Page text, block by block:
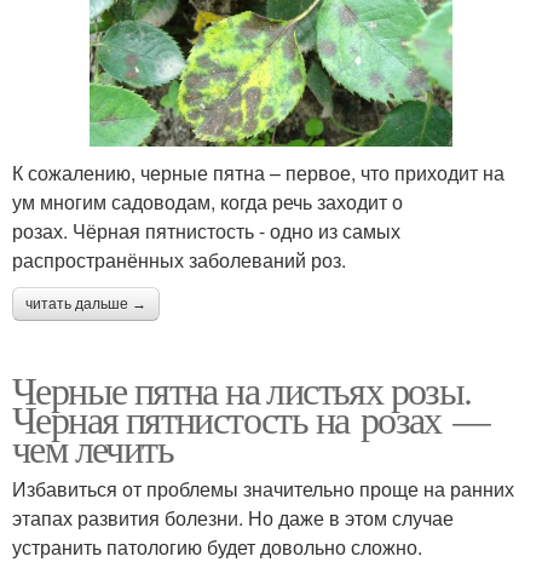
К сожалению, черные пятна – первое, что приходит на
ум многим садоводам, когда речь заходит о
розах. Чёрная пятнистость - одно из самых
распространённых заболеваний роз.
читать дальше →
Черные пятна на листьях розы.
Черная пятнистость на розах —
чем лечить
Избавиться от проблемы значительно проще на ранних
этапах развития болезни. Но даже в этом случае
устранить патологию будет довольно сложно.